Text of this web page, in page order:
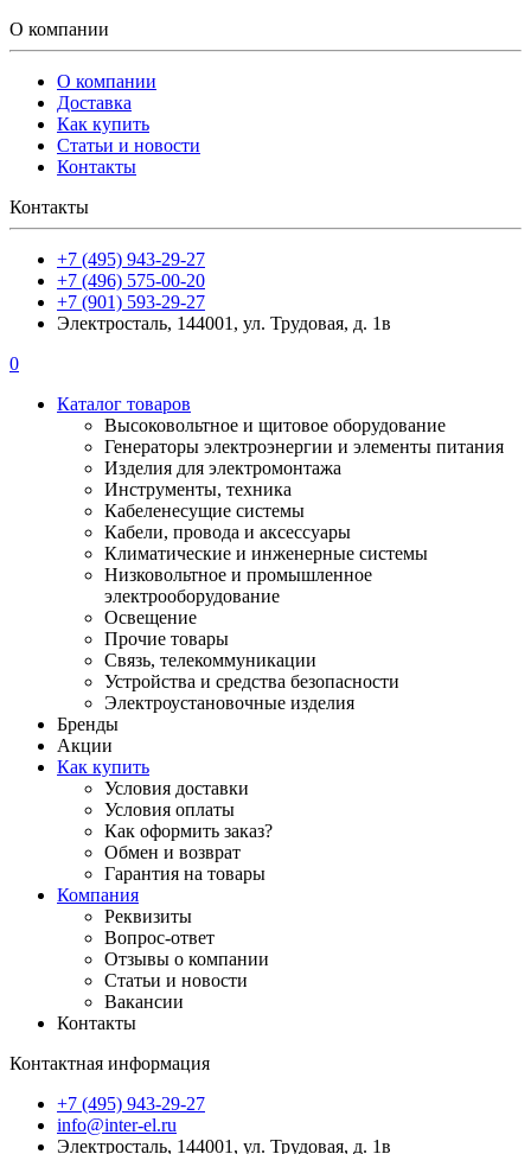
О компании
О компании
Доставка
Как купить
Статьи и новости
Контакты
Контакты
+7 (495) 943-29-27
+7 (496) 575-00-20
+7 (901) 593-29-27
Электросталь, 144001, ул. Трудовая, д. 1в
0
Каталог товаров
Высоковольтное и щитовое оборудование
Генераторы электроэнергии и элементы питания
Изделия для электромонтажа
Инструменты, техника
Кабеленесущие системы
Кабели, провода и аксессуары
Климатические и инженерные системы
Низковольтное и промышленное
электрооборудование
Освещение
Прочие товары
Связь, телекоммуникации
Устройства и средства безопасности
Электроустановочные изделия
Бренды
Акции
Как купить
Условия доставки
Условия оплаты
Как оформить заказ?
Обмен и возврат
Гарантия на товары
Компания
Реквизиты
Вопрос-ответ
Отзывы о компании
Статьи и новости
Вакансии
Контакты
Контактная информация
+7 (495) 943-29-27
info@inter-el.ru
Электросталь, 144001, ул. Трудовая, д. 1в